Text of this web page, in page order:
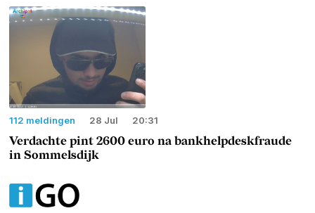
112 meldingen 28 Jul 20:31
Verdachte pint 2600 euro na bankhelpdeskfraude
in Sommelsdijk